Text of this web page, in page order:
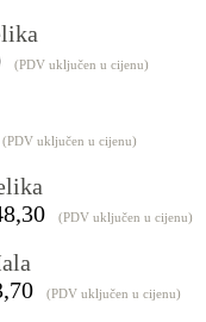
(PDV uključen u cijenu)
(PDV uključen u cijenu)
(PDV uključen u cijenu)
(PDV uključen u cijenu)